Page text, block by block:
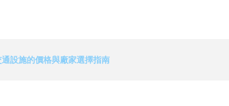
設施的價格與廠家選擇指南